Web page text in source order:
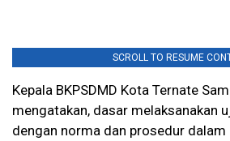
SCROLL TO RESUME
Kepala BKPSDMD Kota Ternate
mengatakan, dasar melaksanakan
dengan norma dan prosedur